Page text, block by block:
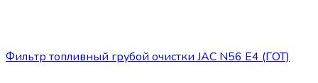
Фильтр топливный грубой очистки JAC N56 Е4 (ГОТ)